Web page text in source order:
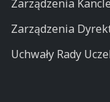
Zarządzenia
Zarządzenia
Uchwały Rady